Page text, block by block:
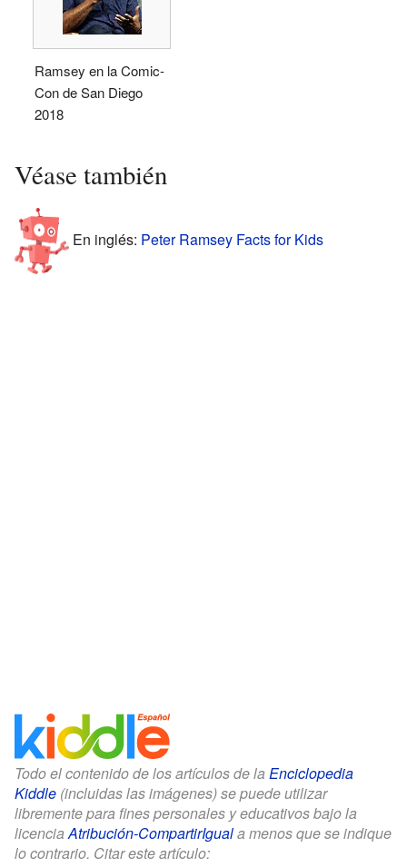
Ramsey en la Comic-
Con de San Diego
2018
Véase también
En inglés: Peter Ramsey Facts for Kids
Todo el contenido de los artículos de la Enciclopedia
Kiddle (incluidas las imágenes) se puede utilizar
libremente para fines personales y educativos bajo la
licenciaAtribución-CompartirIguala menos que se indique
lo contrario. Citar este artículo: